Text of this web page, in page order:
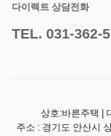
다이렉트 상담전화
TEL. 031-362-
상호:바른주택 |
주소 : 경기도 안산시